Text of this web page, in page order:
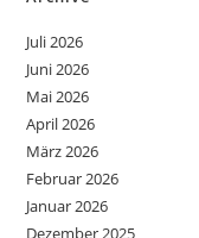
Juli 2026
Juni 2026
Mai 2026
April 2026
März 2026
Februar 2026
Januar 2026
Dezember 2025